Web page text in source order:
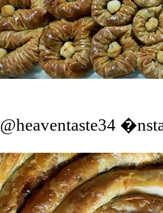
@heaventaste34